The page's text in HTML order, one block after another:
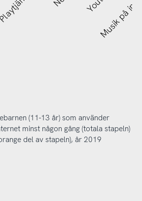
Musik på
(11-13 år) som använder
minst någon gång (totala stapeln)
del av stapeln), år 2019